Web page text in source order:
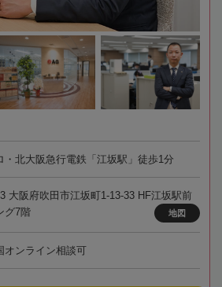
・北大阪急行電鉄「江坂駅」徒歩1分
大阪府吹田市江坂町1-13-33 HF江坂駅前
グ7階
地図
オンライン相談可